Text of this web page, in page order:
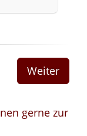
gerne zur